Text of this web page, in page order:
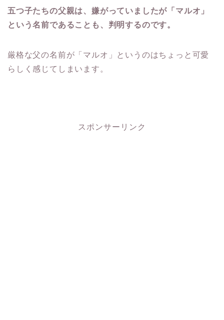
五つ子たちの父親は、嫌がっていましたが「マルオ」
という名前であることも、判明するのです。
厳格な父の名前が「マルオ」というのはちょっと可愛
らしく感じてしまいます。
スポンサーリンク